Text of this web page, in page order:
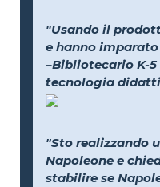
"Usando il
e hanno
–Bibliotecario K-
tecnologia
"Sto realizzando
Napoleone e
stabilire se